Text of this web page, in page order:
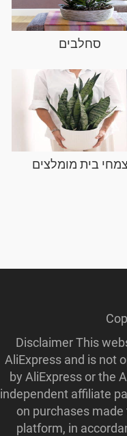
סחלבים
צמחי בית מומלצים
Disclaimer This
AliExpress and is not
by AliExpress or the
independent affiliate
on purchases
platform, in